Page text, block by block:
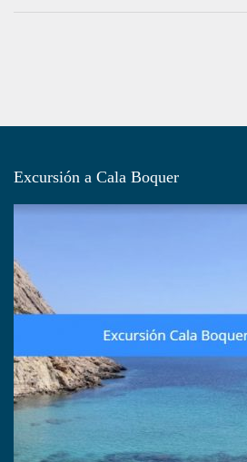
Excursión a Cala Boquer